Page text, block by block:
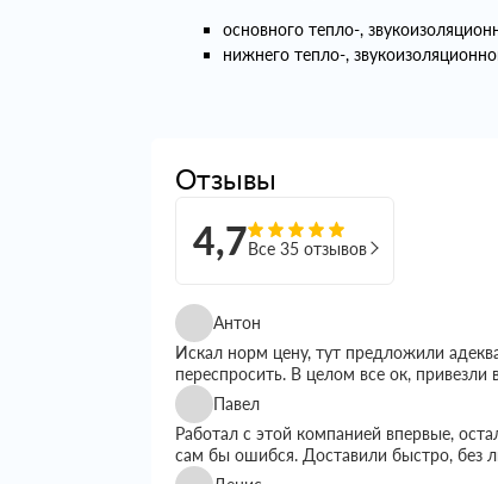
основного тепло-,
нижнего тепло-,
Отзывы
4,7Все 35 отзывов
Антон
Искал норм цену, тут предложили
переспросить. В целом все ок, привезли
Павел
Работал с этой компанией впервые,
сам бы ошибся. Доставили быстро, без